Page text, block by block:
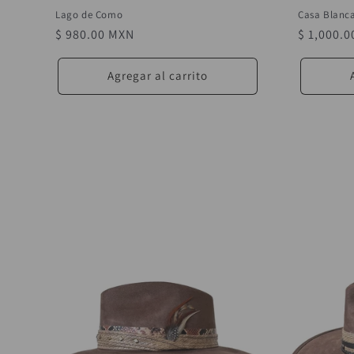
Lago de Como
Precio
$ 980.00 MXN
Agregar al carrito
Casa Blanca
Precio
$